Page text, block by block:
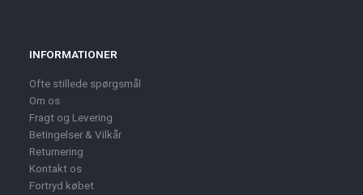
INFORMATIONER
Ofte stillede spørgsmål
Om os
Fragt og Levering
Betingelser & Vilkår
Returnering
Kontakt os
Fortryd købet